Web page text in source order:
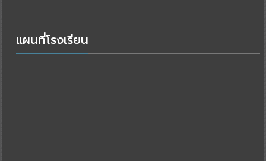
แผนที่โรงเรียน